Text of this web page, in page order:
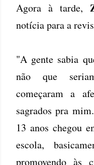
Agora à tarde,
notícia para a
"A gente sabia
não que
começaram a
sagrados pra
13 anos chegou
escola,
promovendo às